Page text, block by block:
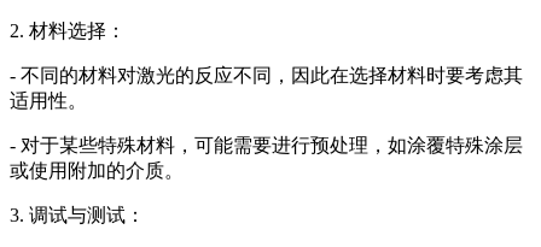
2. 材料选择：
- 不同的材料对激光的反应不同，因此在选择材料时要考虑其
适用性。
- 对于某些特殊材料，可能需要进行预处理，如涂覆特殊涂层
或使用附加的介质。
3. 调试与测试：